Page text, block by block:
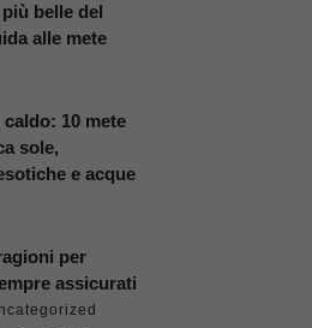
belle del
alle mete
10 mete
sole,
e acque
per
assicurati